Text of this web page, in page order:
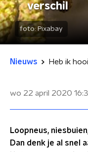
verschil
foto: Pixabay
Nieuws
wo 22 april 2020
Loopneus,
Dan denk je al snel